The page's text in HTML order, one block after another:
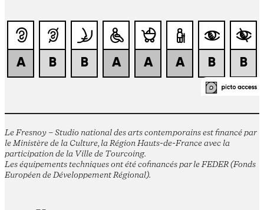
Le Fresnoy – Studio national des arts contemporains est financé par
le Ministère de la Culture, la Région Hauts-de-France avec la
participation de la Ville de Tourcoing.
Les équipements techniques ont été cofinancés par le FEDER (Fonds
Européen de Développement Régional).